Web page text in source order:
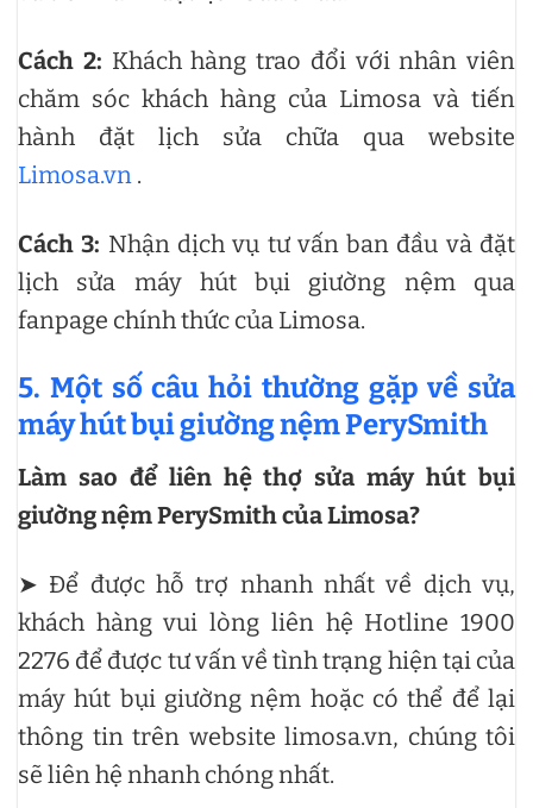
Cách 2: Khách hàng trao đổi với nhân viên
chăm sóc khách hàng của Limosa và tiến
hành đặt lịch sửa chữa qua website
Limosa.vn .
Cách 3: Nhận dịch vụ tư vấn ban đầu và đặt
lịch sửa máy hút bụi giường nệm qua
fanpage chính thức của Limosa.
5. Một số câu hỏi thường gặp về sửa
máy hút bụi giường nệm PerySmith
Làm sao để liên hệ thợ sửa máy hút bụi
giường nệm PerySmith của Limosa?
➤ Để được hỗ trợ nhanh nhất về dịch vụ,
khách hàng vui lòng liên hệ Hotline 1900
2276 để được tư vấn về tình trạng hiện tại của
máy hút bụi giường nệm hoặc có thể để lại
thông tin trên website limosa.vn, chúng tôi
sẽ liên hệ nhanh chóng nhất.